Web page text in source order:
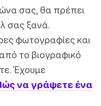
σας, θα πρέπει
σας ξανά.
φωτογραφίες και
το βιογραφικό
Έχουμε
να γράψετε ένα